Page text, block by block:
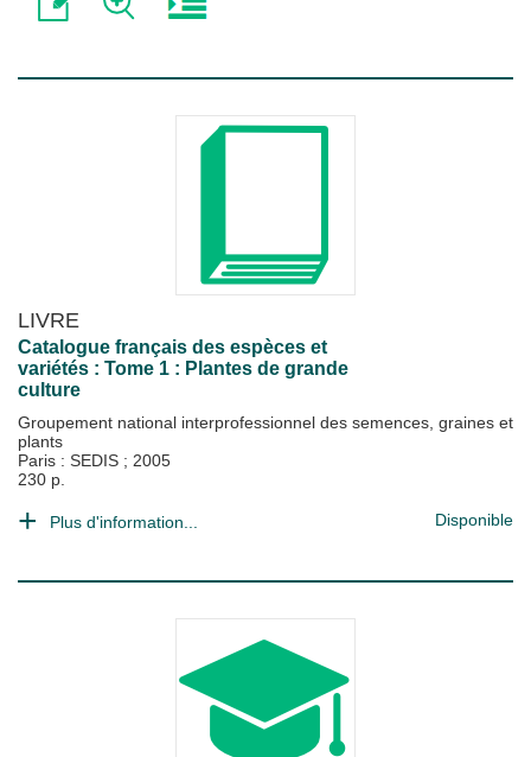
LIVRE
Catalogue français des espèces et
variétés : Tome 1 : Plantes de grande
culture
Groupement national interprofessionnel des semences, graines et
plants
Paris : SEDIS ; 2005
230 p.
Plus d'information... Disponible